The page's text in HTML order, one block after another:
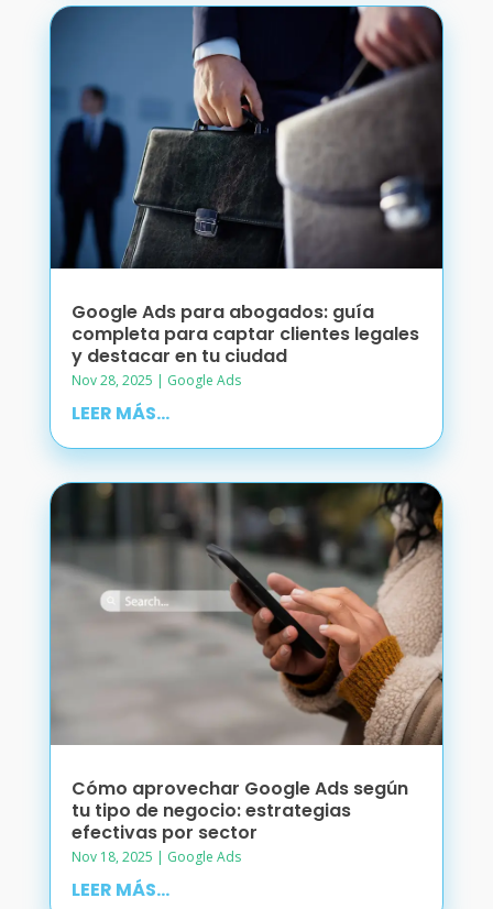
Google Ads para abogados: guía
completa para captar clientes legales
y destacar en tu ciudad
Nov 28, 2025 | Google Ads
LEER MÁS...
Cómo aprovechar Google Ads según
tu tipo de negocio: estrategias
efectivas por sector
Nov 18, 2025 | Google Ads
LEER MÁS...